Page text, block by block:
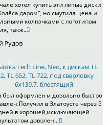
хотел купить эти литые диски
даром", но смутила цена и
колпачками с логотипом
такж..
Рудов
Tech Line, Neo, к дискам TL
TL 652, TL 722, под сверловку
6х139.7, блестящий
был оформлен и довольно быстро
в Златоусте через 5
в хорошей,исключающей
доволен...